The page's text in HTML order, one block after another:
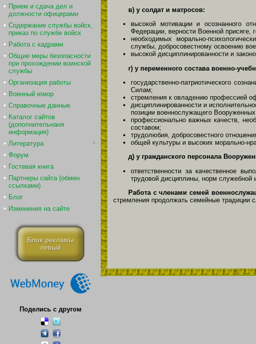
Прием и сдача дел и
должности офицерами
Содержание службы войск,
приказ по службе войск
Работа с кадрами
Общие меры безопасности
при прохождении воинской
службы
Организация работы
Военный юмор
Справочные данные
Каталог сайтов
(дополнительнаня
информация)
Литература
Форум
Гостевая книга
Партнеры сайта (обмен
ссылками)
Блог
Изменения на сайте
Блок рекламы
левый
Поделись с другом
в) у солдат и матросов:
высокой мотивации и осознанного
Федерации, верности Военной присяге,
необходимых морально-
службы, добросовестному освоению
высокой дисциплинированности и
г) у переменного состава военно-
государственно-патриотического
Силам;
стремления к овладению профессией
дисциплинированности и
позиции военнослужащего
профессионально важных качеств,
составом;
трудолюбия, добросовестного
общей культуры и высоких морально-
д) у гражданского персонала
ответственности за качественное
трудовой дисциплины, норм служебной
Работа с членами семей
стремления продолжать семейные традиции